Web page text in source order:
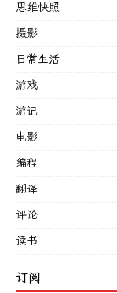
思维快照
摄影
日常生活
游戏
游记
电影
编程
翻译
评论
读书
订阅